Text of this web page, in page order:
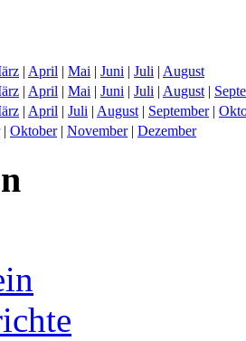
| April | Mai | Juni | Juli | August
| April | Mai | Juni | Juli | August |
| April | Juli | August | September|
| Oktober| November| Dezember